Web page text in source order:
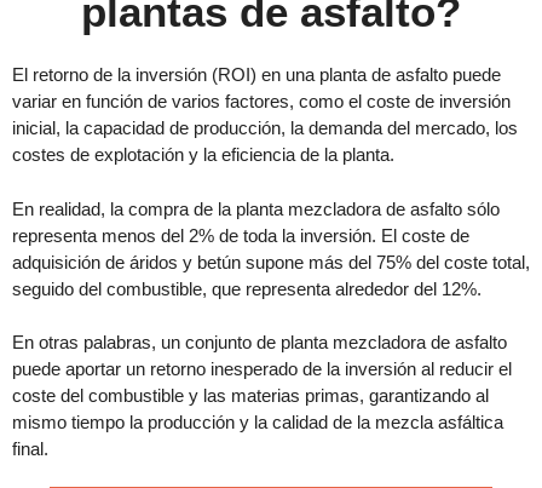
plantas de asfalto?
El retorno de la inversión (ROI) en una planta de asfalto puede
variar en función de varios factores, como el coste de inversión
inicial, la capacidad de producción, la demanda del mercado, los
costes de explotación y la eficiencia de la planta.
En realidad, la compra de la planta mezcladora de asfalto sólo
representa menos del 2% de toda la inversión. El coste de
adquisición de áridos y betún supone más del 75% del coste total,
seguido del combustible, que representa alrededor del 12%.
En otras palabras, un conjunto de planta mezcladora de asfalto
puede aportar un retorno inesperado de la inversión al reducir el
coste del combustible y las materias primas, garantizando al
mismo tiempo la producción y la calidad de la mezcla asfáltica
final.